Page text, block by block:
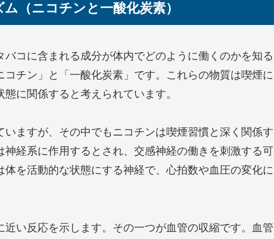
（ニコチンと一酸化炭素）
コに含まれる成分が体内でどのように働くのかを知る
チン」と「一酸化炭素」です。これらの物質は喫煙に
に関係すると考えられています。
ますが、その中でもニコチンは喫煙習慣と深く関係す
経系に作用するとされ、交感神経の働きを刺激する可
を活動的な状態にする神経で、心拍数や血圧の変化に
い反応を示します。その一つが血管の収縮です。血管